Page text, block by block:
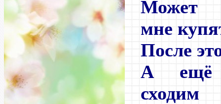
Может
мне
После
А ещё
сходим